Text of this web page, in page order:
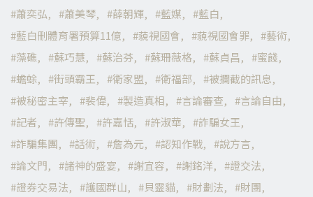
蕭奕弘
蕭美琴 薛朝輝 藍媒
藍白
藍白刪體育署預算11億
藐視國會 藐視國會罪
藝術
藻礁
蘇巧慧 蘇治芬 蘇珊薇格 蘇貞昌
蜜餞
蟾蜍
街頭霸王 衛家盟 衛福部
被攔截的訊息
被秘密主宰
裴偉 製造真相 言論審查
言論自由
記者
許傳聖 許嘉恬 許淑華
詐騙女王
詐騙集團
話術 詹為元 認知作戰
說方言
論文門
諸神的盛宴 謝宜容 謝銘洋
證交法
證券交易法
護國群山 貝靈貓 財劃法
財團